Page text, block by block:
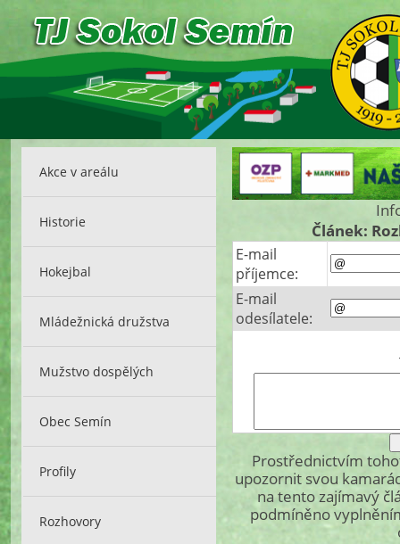
Akce v areálu
Historie
Hokejbal
Mládežnická družstva
Mužstvo dospělých
Obec Semín
Profily
Rozhovory
Článek:
E-mail
příjemce:
E-mail
odesílatele:
Prostřednictvím
upozornit svou
na tento zajímavý
podmíněno